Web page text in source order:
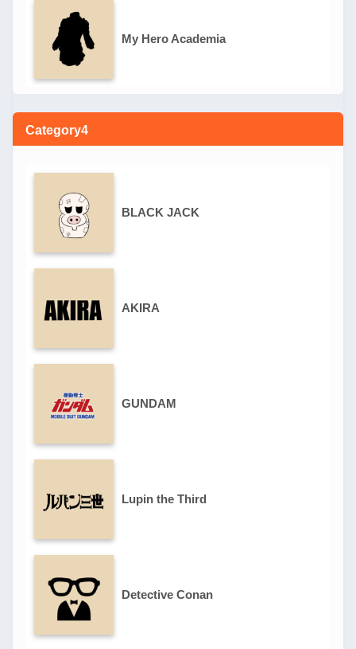
My Hero Academia
Category4
BLACK JACK
AKIRA
GUNDAM
Lupin the Third
Detective Conan